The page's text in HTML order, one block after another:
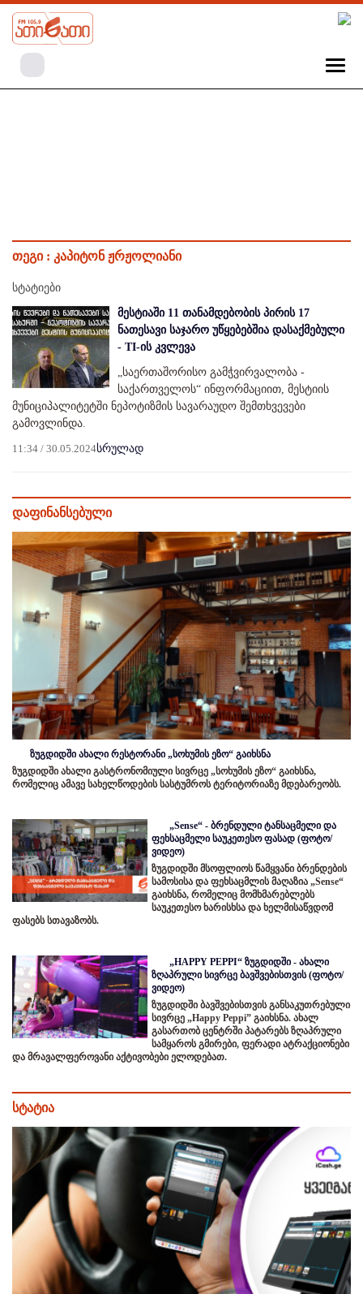
თეგი : კაპიტონ ჟრჟოლიანი
სტატიები
მესტიაში 11 თანამდებობის პირის 17
ნათესავი საჯარო უწყებებშია დასაქმებული
- TI-ის კვლევა
„საერთაშორისო გამჭვირვალობა -
საქართველოს“ ინფორმაციით, მესტიის
მუნიციპალიტეტში ნეპოტიზმის სავარაუდო შემთხვევები
გამოვლინდა.
11:34 / 30.05.2024სრულად
დაფინანსებული
ზუგდიდში ახალი რესტორანი „სოხუმის ეზო“ გაიხსნა
ზუგდიდში ახალი გასტრონომიული სივრცე „სოხუმის ეზო“ გაიხსნა,
რომელიც ამავე სახელწოდების სასტუმროს ტერიტორიაზე მდებარეობს.
„Sense“ - ბრენდული ტანსაცმელი და
ფეხსაცმელი საუკეთესო ფასად (ფოტო/
ვიდეო)
ზუგდიდში მსოფლიოს წამყვანი ბრენდების
სამოსისა და ფეხსაცმლის მაღაზია „Sense“
გაიხსნა, რომელიც მომხმარებლებს
საუკეთესო ხარისხსა და ხელმისაწვდომ
ფასებს სთავაზობს.
„HAPPY PEPPI“ ზუგდიდში - ახალი
ზღაპრული სივრცე ბავშვებისთვის (ფოტო/
ვიდეო)
ზუგდიდში ბავშვებისთვის განსაკუთრებული
სივრცე „Happy Peppi” გაიხსნა. ახალ
გასართობ ცენტრში პატარებს ზღაპრული
სამყაროს გმირები, ფერადი ატრაქციონები
და მრავალფეროვანი აქტივობები ელოდებათ.
სტატია